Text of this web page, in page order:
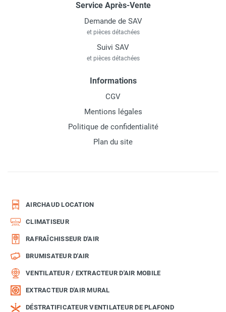
Service Après-Vente
Demande de SAV
et pièces détachées
Suivi SAV
et pièces détachées
Informations
CGV
Mentions légales
Politique de confidentialité
Plan du site
AIRCHAUD LOCATION
CLIMATISEUR
RAFRAÎCHISSEUR D'AIR
BRUMISATEUR D'AIR
VENTILATEUR / EXTRACTEUR D'AIR MOBILE
EXTRACTEUR D'AIR MURAL
DÉSTRATIFICATEUR VENTILATEUR DE PLAFOND